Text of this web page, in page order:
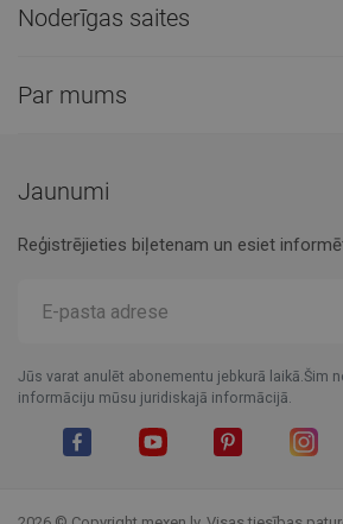
Noderīgas saites
Par mums
Jaunumi
Reģistrējieties biļetenam un esiet
Jūs varat anulēt abonementu jebkurā laikā.Šim
informāciju mūsu juridiskajā informācijā.